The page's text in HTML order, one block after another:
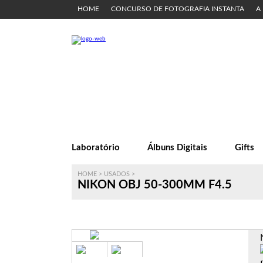
HOME CONCURSO DE FOTOGRAFIA INSTANTA A
Laboratório Álbuns Digitais Gifts
HOME > USADOS >
NIKON OBJ 50-300MM F4.5